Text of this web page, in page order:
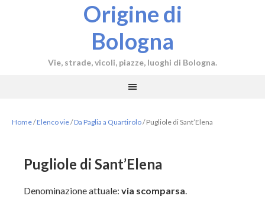
Origine di
Bologna
Vie, strade, vicoli, piazze, luoghi di Bologna.
Home/Elenco vie/Da Paglia a Quartirolo/Pugliole di Sant’Elena
Pugliole di Sant’Elena
Denominazione attuale: via scomparsa.